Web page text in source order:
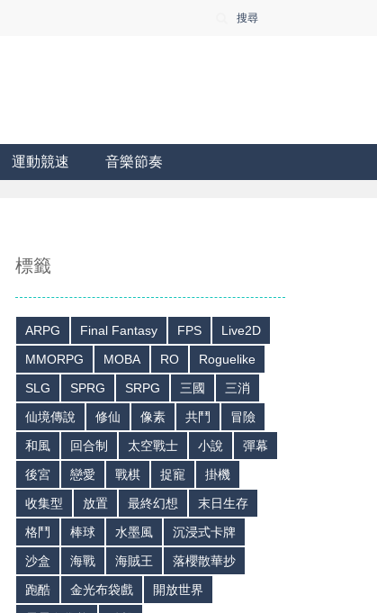
搜尋
運動競速 音樂節奏
標籤
ARPG Final Fantasy FPS
Live2D
MMORPG
MOBA RO
Roguelike
SLG
SPRG SRPG 三國
三消
仙境傳說
修仙 像素 共鬥
冒險
和風
回合制 太空戰士 小說
彈幕
後宮
戀愛 戰棋 捉寵
掛機
收集型
放置 最終幻想
末日生存
格鬥
棒球 水墨風
沉浸式卡牌
沙盒
海戰 海賊王
落櫻散華抄
跑酷
金光布袋戲
開放世界